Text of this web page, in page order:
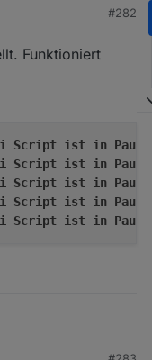
#282
Funktioniert
Script ist in Pause
Script ist in Pause
Script ist in Pause
Script ist in Pause
Script ist in Pause